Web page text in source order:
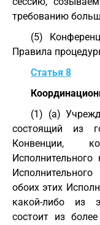
требованию
(5)
Правила
Статья 8
(1) (a)
состоящий из
Конвенции,
обоих этих
какой-либо из
состоит из